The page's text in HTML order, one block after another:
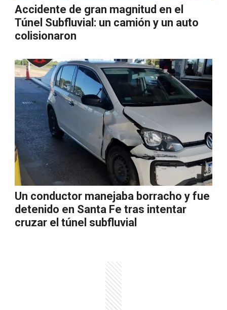
Accidente de gran magnitud en el
Túnel Subfluvial: un camión y un auto
colisionaron
Un conductor manejaba borracho y fue
detenido en Santa Fe tras intentar
cruzar el túnel subfluvial